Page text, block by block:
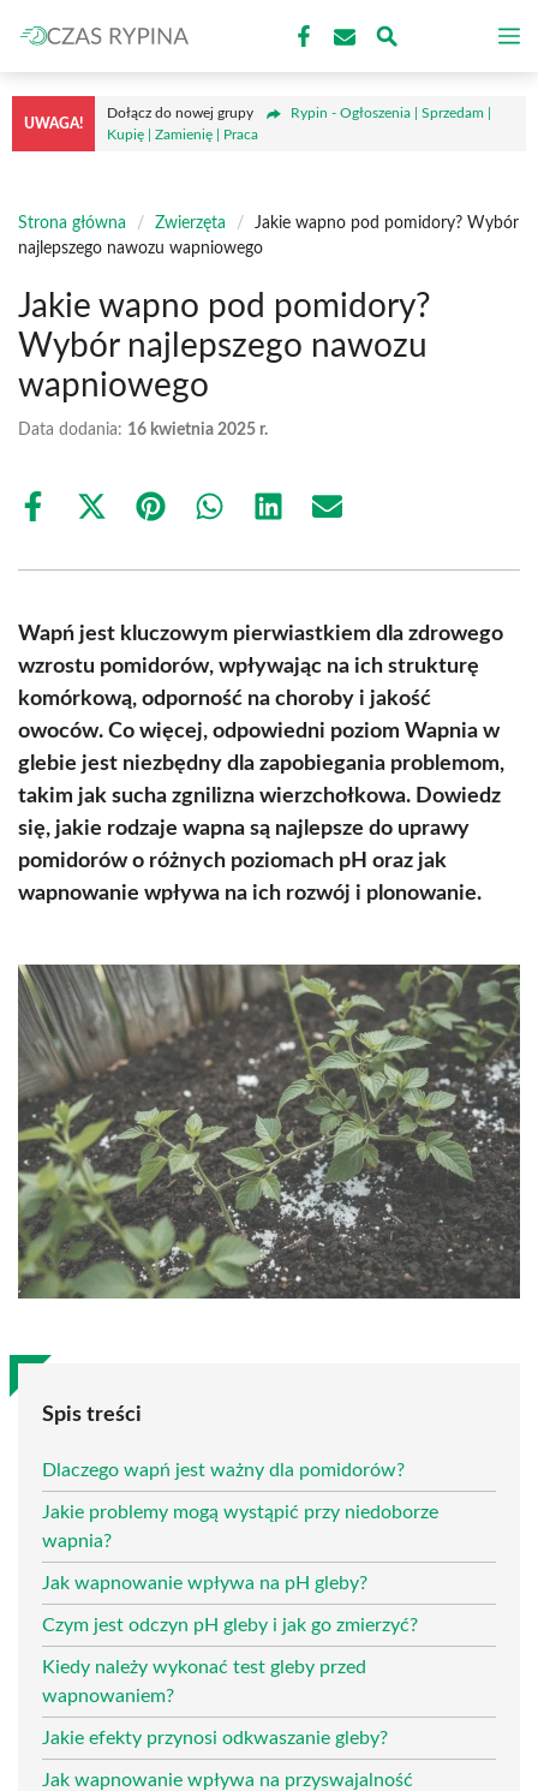
do
treści
UWAGA!
Dołącz do nowej grupy
Rypin - Ogłoszenia | Sprzedam |
Kupię | Zamienię | Praca
Strona główna / Zwierzęta /
Jakie wapno pod pomidory? Wybór
najlepszego nawozu wapniowego
Jakie wapno pod pomidory?
Wybór najlepszego nawozu
wapniowego
Data dodania: 16 kwietnia 2025 r.
Share
Share
(Twitter)
Share Share Share Share
Wapń jest kluczowym pierwiastkiem dla zdrowego
wzrostu pomidorów, wpływając na ich strukturę
komórkową, odporność na choroby i jakość
owoców. Co więcej, odpowiedni poziom Wapnia w
glebie jest niezbędny dla zapobiegania problemom,
takim jak sucha zgnilizna wierzchołkowa. Dowiedz
się, jakie rodzaje wapna są najlepsze do uprawy
pomidorów o różnych poziomach pH oraz jak
wapnowanie wpływa na ich rozwój i plonowanie.
Spis treści
Dlaczego wapń jest ważny dla pomidorów?
Jakie problemy mogą wystąpić przy niedoborze
wapnia?
Jak wapnowanie wpływa na pH gleby?
Czym jest odczyn pH gleby i jak go zmierzyć?
Kiedy należy wykonać test gleby przed
wapnowaniem?
Jakie efekty przynosi odkwaszanie gleby?
Jak wapnowanie wpływa na przyswajalność